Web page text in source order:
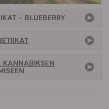
- BLUEBERRY
KANNABIKSEN